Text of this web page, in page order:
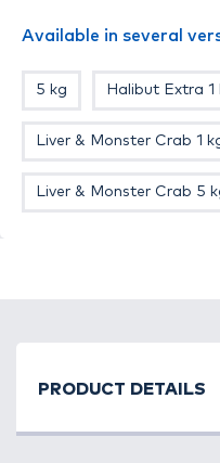
Apelletes, bojlis
Available in several
5 kg Halibut Extra 1
Liver & Monster Crab 1
Liver & Monster Crab 5
PRODUCT DETAILS